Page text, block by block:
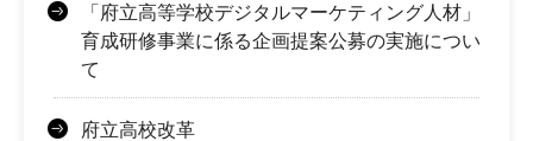
「府立高等学校デジタルマーケティング人材」
育成研修事業に係る企画提案公募の実施につい
て
府立高校改革